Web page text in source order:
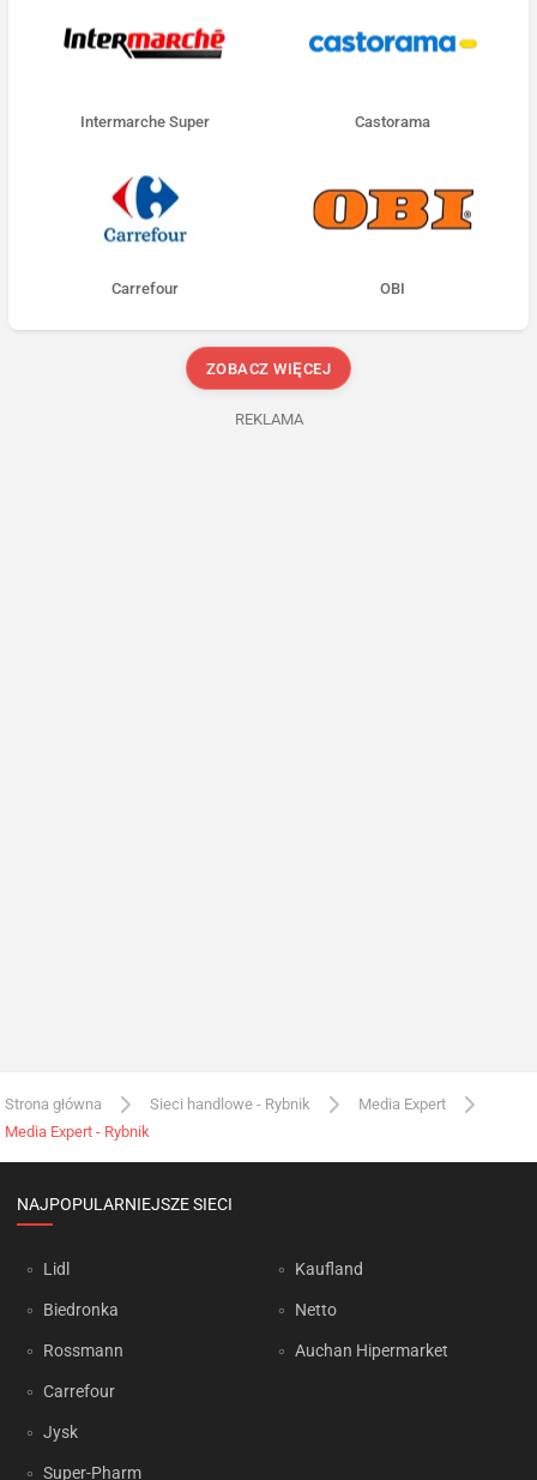
Intermarche Super Castorama
Carrefour OBI
ZOBACZ WIĘCEJ
REKLAMA
Strona główna Sieci handlowe - Rybnik
Media Expert
Media Expert - Rybnik
NAJPOPULARNIEJSZE SIECI
Lidl
Biedronka
Rossmann
Carrefour
Jysk
Super-Pharm
Kaufland
Netto
Auchan Hipermarket